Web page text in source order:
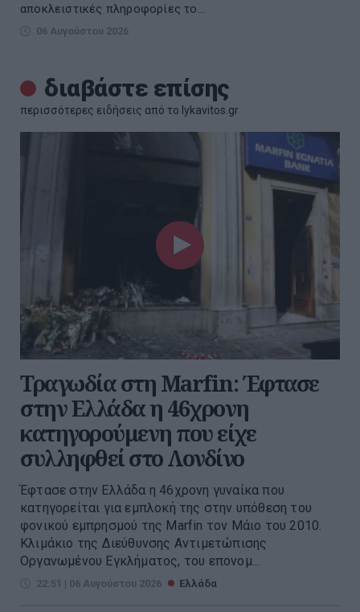
αποκλειστικές πληροφορίες το...
06 Αυγούστου 2026
διαβάστε επίσης
περισσότερες ειδήσεις από το lykavitos.gr
Τραγωδία στη Marfin: Έφτασε
στην Ελλάδα η 46χρονη
κατηγορούμενη που είχε
συλληφθεί στο Λονδίνο
Έφτασε στην Ελλάδα η 46χρονη γυναίκα που
κατηγορείται για εμπλοκή της στην υπόθεση του
φονικού εμπρησμού της Marfin τον Μάιο του 2010.
Κλιμάκιο της Διεύθυνσης Αντιμετώπισης
Οργανωμένου Εγκλήματος, του επονομ...
22:51 | 06 Αυγούστου 2026 Ελλάδα